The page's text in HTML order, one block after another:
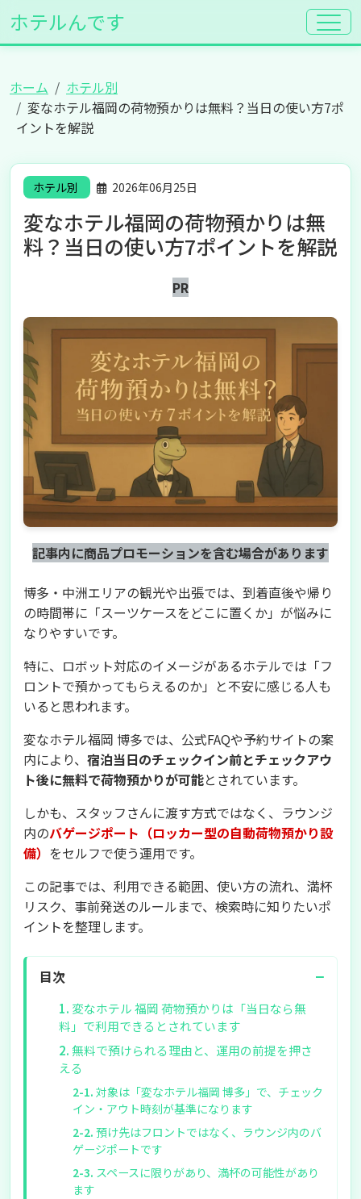
ホテルんです
ホーム
ホテル別
変なホテル福岡の荷物預かりは無料？当日の使い方7ポ
イントを解説
ホテル別 2026年06月25日
変なホテル福岡の荷物預かりは無
料？当日の使い方7ポイントを解説
PR
記事内に商品プロモーションを含む場合があります
博多・中洲エリアの観光や出張では、到着直後や帰り
の時間帯に「スーツケースをどこに置くか」が悩みに
なりやすいです。
特に、ロボット対応のイメージがあるホテルでは「フ
ロントで預かってもらえるのか」と不安に感じる人も
いると思われます。
変なホテル福岡 博多では、公式FAQや予約サイトの案
内により、 宿泊当日のチェックイン前とチェックアウ
ト後に無料で荷物預かりが可能とされています。
しかも、スタッフさんに渡す方式ではなく、ラウンジ
内のバゲージポート（ロッカー型の自動荷物預かり設
備） をセルフで使う運用です。
この記事では、利用できる範囲、使い方の流れ、満杯
リスク、事前発送のルールまで、検索時に知りたいポ
イントを整理します。
目次 −
変なホテル 福岡 荷物預かりは「当日なら無
料」で利用できるとされています
無料で預けられる理由と、運用の前提を押さ
える
対象は「変なホテル福岡 博多」で、チェック
イン・アウト時刻が基準になります
預け先はフロントではなく、ラウンジ内のバ
ゲージポートです
スペースに限りがあり、満杯の可能性があり
ます